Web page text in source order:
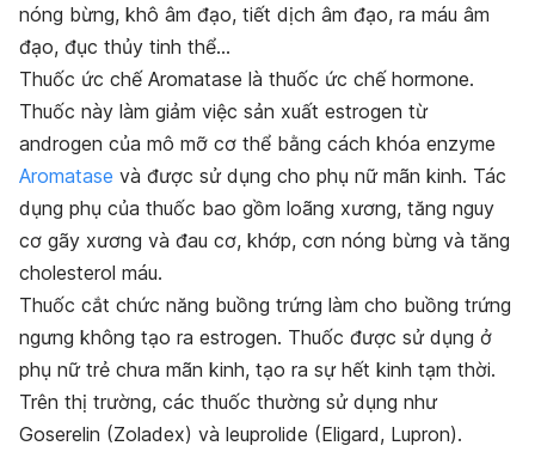
nóng bừng, khô âm đạo, tiết dịch âm đạo, ra máu âm
đạo, đục thủy tinh thể…
Thuốc ức chế Aromatase là thuốc ức chế hormone.
Thuốc này làm giảm việc sản xuất estrogen từ
androgen của mô mỡ cơ thể bằng cách khóa enzyme
Aromatase và được sử dụng cho phụ nữ mãn kinh. Tác
dụng phụ của thuốc bao gồm loãng xương, tăng nguy
cơ gãy xương và đau cơ, khớp, cơn nóng bừng và tăng
cholesterol máu.
Thuốc cắt chức năng buồng trứng làm cho buồng trứng
ngưng không tạo ra estrogen. Thuốc được sử dụng ở
phụ nữ trẻ chưa mãn kinh, tạo ra sự hết kinh tạm thời.
Trên thị trường, các thuốc thường sử dụng như
Goserelin (Zoladex) và leuprolide (Eligard, Lupron).